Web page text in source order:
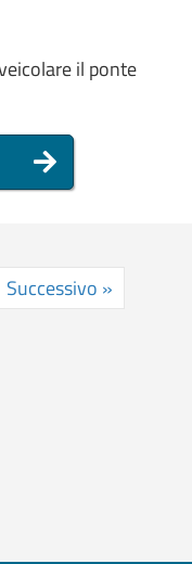
il ponte
Successivo »